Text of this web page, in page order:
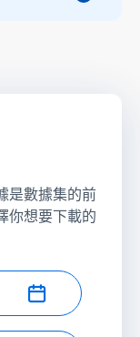
是數據集的前
你想要下載的